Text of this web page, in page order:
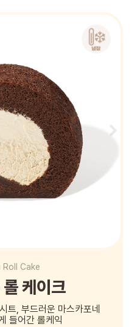
창업문의
Roll Cake
케이크
트, 부드러운 마스카포네
들어간 롤케익